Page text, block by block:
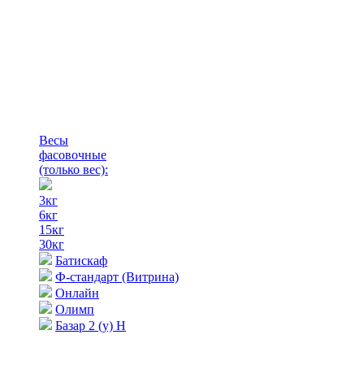
Весы
фасовочные
(только вес):
3кг
6кг
15кг
30кг
Батискаф
Ф-стандарт (Витрина)
Онлайн
Олимп
Базар 2 (у) Н